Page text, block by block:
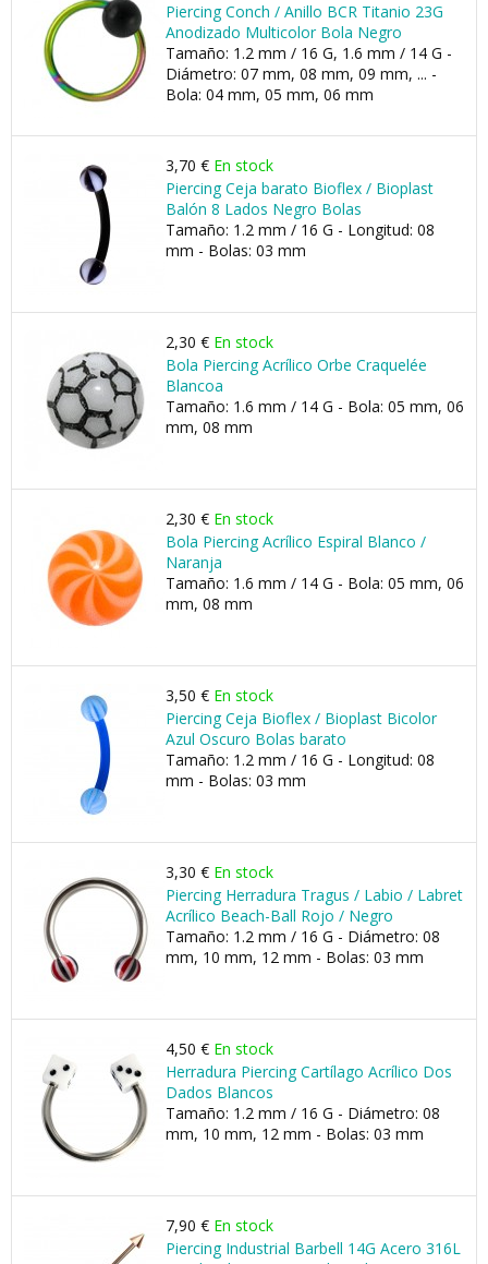
Piercing Conch / Anillo BCR Titanio 23G
Anodizado Multicolor Bola Negro
Tamaño: 1.2 mm / 16 G, 1.6 mm / 14 G -
Diámetro: 07 mm, 08 mm, 09 mm, ... -
Bola: 04 mm, 05 mm, 06 mm
3,70 € En stock
Piercing Ceja barato Bioflex / Bioplast
Balón 8 Lados Negro Bolas
Tamaño: 1.2 mm / 16 G - Longitud: 08
mm - Bolas: 03 mm
2,30 € En stock
Bola Piercing Acrílico Orbe Craquelée
Blancoa
Tamaño: 1.6 mm / 14 G - Bola: 05 mm, 06
mm, 08 mm
2,30 € En stock
Bola Piercing Acrílico Espiral Blanco /
Naranja
Tamaño: 1.6 mm / 14 G - Bola: 05 mm, 06
mm, 08 mm
3,50 € En stock
Piercing Ceja Bioflex / Bioplast Bicolor
Azul Oscuro Bolas barato
Tamaño: 1.2 mm / 16 G - Longitud: 08
mm - Bolas: 03 mm
3,30 € En stock
Piercing Herradura Tragus / Labio / Labret
Acrílico Beach-Ball Rojo / Negro
Tamaño: 1.2 mm / 16 G - Diámetro: 08
mm, 10 mm, 12 mm - Bolas: 03 mm
4,50 € En stock
Herradura Piercing Cartílago Acrílico Dos
Dados Blancos
Tamaño: 1.2 mm / 16 G - Diámetro: 08
mm, 10 mm, 12 mm - Bolas: 03 mm
7,90 € En stock
Piercing Industrial Barbell 14G Acero 316L